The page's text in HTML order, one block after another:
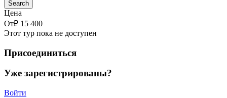
Цена
От₽ 15 400
Этот тур пока не доступен
Присоединиться
Уже зарегистрированы?
Войти